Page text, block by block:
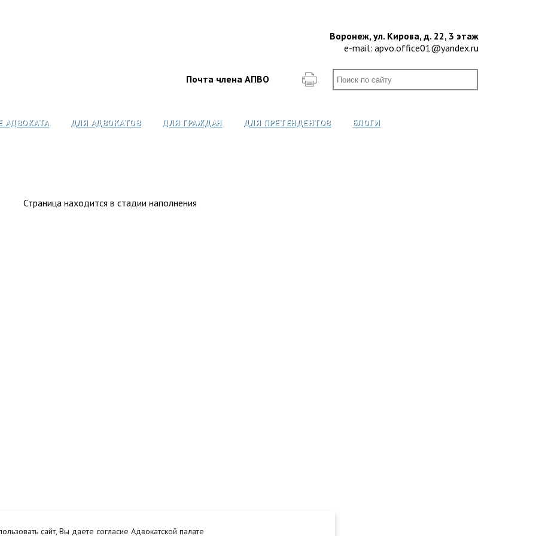
Воронеж, ул. Кирова, д. 22, 3 этаж
e-mail: apvo.office01@yandex.ru
Почта члена АПВО
АДВОКАТА ДЛЯ АДВОКАТОВ ДЛЯ ГРАЖДАН ДЛЯ ПРЕТЕНДЕНТОВ БЛОГИ
Страница находится в стадии наполнения
сайт, Вы даете согласие Адвокатской палате